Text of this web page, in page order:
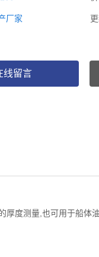
厂家
线留言
度测量,也可用于船体